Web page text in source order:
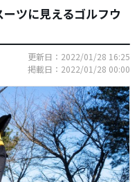
ツに見えるゴルフウ
更新日：2022/01/28 16:25
掲載日：2022/01/28 00:00